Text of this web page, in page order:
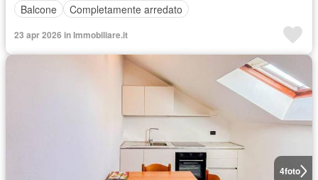
Balcone
Completamente arredato
23 apr 2026 in Immobiliare.it
4foto